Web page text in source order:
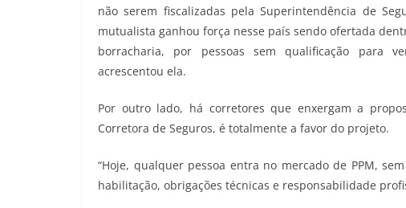
não serem fiscalizadas pela Superintendência de
mutualista ganhou força nesse país sendo ofertada
borracharia, por pessoas sem qualificação para
acrescentou ela.
Por outro lado, há corretores que enxergam a
Corretora de Seguros, é totalmente a favor do projeto.
“Hoje, qualquer pessoa entra no mercado de PPM,
habilitação, obrigações técnicas e responsabilidade